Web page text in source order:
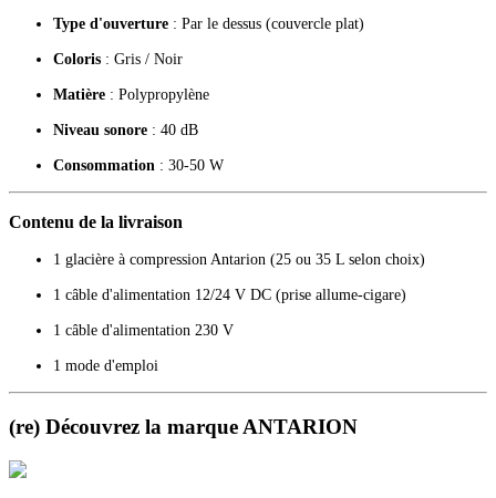
Type d'ouverture : Par le dessus (couvercle plat)
Coloris : Gris / Noir
Matière : Polypropylène
Niveau sonore : 40 dB
Consommation : 30-50 W
Contenu de la livraison
1 glacière à compression Antarion (25 ou 35 L selon choix)
1 câble d'alimentation 12/24 V DC (prise allume-cigare)
1 câble d'alimentation 230 V
1 mode d'emploi
(re) Découvrez la marque ANTARION